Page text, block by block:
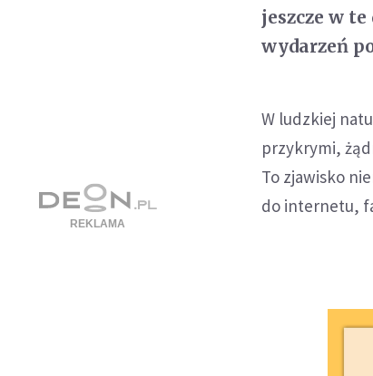
jeszcze w
wydarzeń
W ludzkiej
przykrymi,
To zjawisko
do internetu,